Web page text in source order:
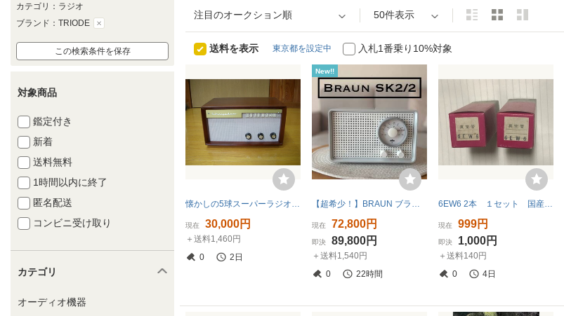
カテゴリ：ラジオ
ブランド：TRIODE
この検索条件を保存
対象商品
鑑定付き
新着
送料無料
1時間以内に終了
匿名配送
コンビニ受け取り
カテゴリ
オーディオ機器
注目のオークション順 50件表示
送料を表示 東京都を設定中 入札1番乗り10%対象
懐かしの5球スーパーラジオ◆整備品
現在 30,000円
＋送料1,460円
0
2日
New!!
【超希少！】BRAUN ブラウン 『SK2/2』真空管ラジオ 国内対応 オーディオ リストア美品 ビンテージ ディーターラムス dieter rams ドイツ製
現在 72,800円
即決 89,800円
＋送料1,540円
0
22時間
6EW6 2本 １セット 国産ビンテージ真空管 2球式ラジオ等に 実験研究用 夏休みの工作
現在 999円
即決 1,000円
＋送料140円
0
4日